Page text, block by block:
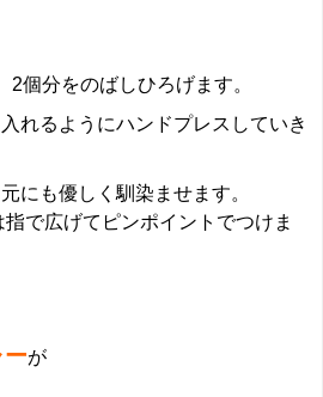
2個分をのばしひろげます。
れるようにハンドプレスしていき
にも優しく馴染ませます。
で広げてピンポイントでつけま
ーが